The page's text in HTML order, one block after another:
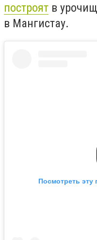
построят в
в Мангистау.
Посмотреть эту